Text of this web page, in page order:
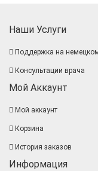
Наши Услуги
Поддержка на
Консультации врача
Мой Аккаунт
Мой аккаунт
Корзина
История заказов
Информация